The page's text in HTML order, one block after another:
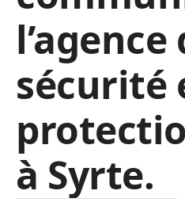
l’agence
sécurité
à Syrte.